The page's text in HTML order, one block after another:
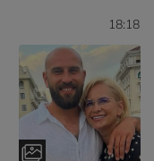
18:18